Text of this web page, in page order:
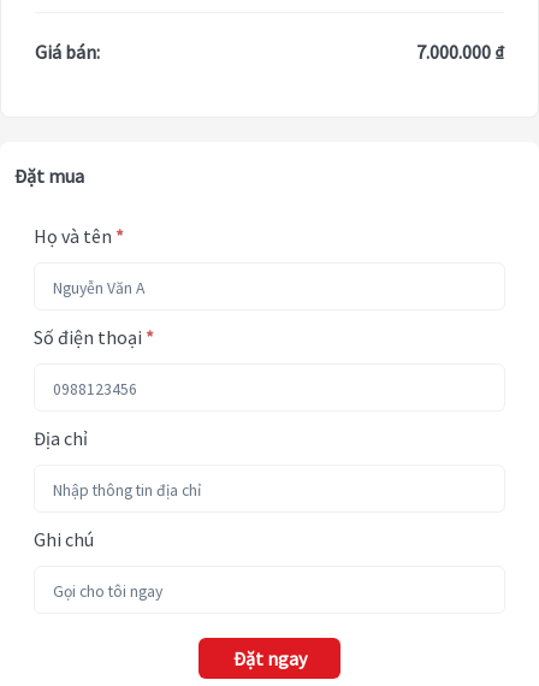
Giá bán: 7.000.000 ₫
Đặt mua
Họ và tên *
Số điện thoại *
Địa chỉ
Ghi chú
Đặt ngay